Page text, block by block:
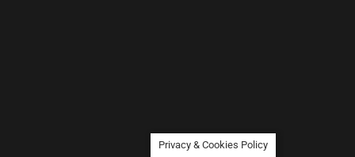
Privacy & Cookies Policy